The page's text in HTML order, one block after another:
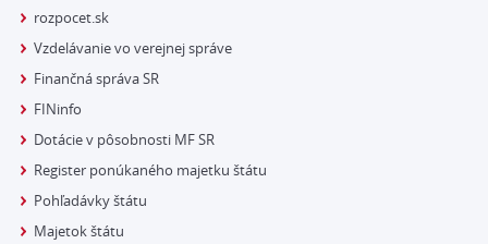
rozpocet.sk
Vzdelávanie vo verejnej správe
Finančná správa SR
FINinfo
Dotácie v pôsobnosti MF SR
Register ponúkaného majetku štátu
Pohľadávky štátu
Majetok štátu